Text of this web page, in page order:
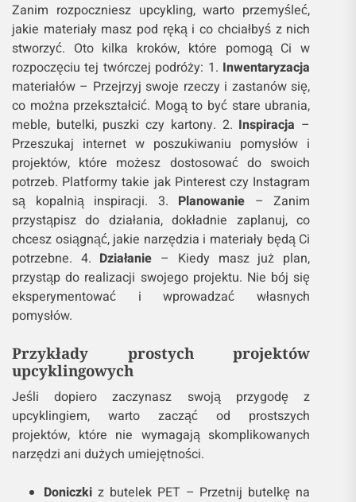
Zanim rozpoczniesz upcykling, warto przemyśleć,
jakie materiały masz pod ręką i co chciałbyś z nich
stworzyć. Oto kilka kroków, które pomogą Ci w
rozpoczęciu tej twórczej podróży: 1. Inwentaryzacja
materiałów – Przejrzyj swoje rzeczy i zastanów się,
co można przekształcić. Mogą to być stare ubrania,
meble, butelki, puszki czy kartony. 2. Inspiracja –
Przeszukaj internet w poszukiwaniu pomysłów i
projektów, które możesz dostosować do swoich
potrzeb. Platformy takie jak Pinterest czy Instagram
są kopalnią inspiracji. 3. Planowanie – Zanim
przystąpisz do działania, dokładnie zaplanuj, co
chcesz osiągnąć, jakie narzędzia i materiały będą Ci
potrzebne. 4. Działanie – Kiedy masz już plan,
przystąp do realizacji swojego projektu. Nie bój się
eksperymentować i wprowadzać własnych
pomysłów.
Przykłady prostych projektów
upcyklingowych
Jeśli dopiero zaczynasz swoją przygodę z
upcyklingiem, warto zacząć od prostszych
projektów, które nie wymagają skomplikowanych
narzędzi ani dużych umiejętności.
Doniczki z butelek PET – Przetnij butelkę na